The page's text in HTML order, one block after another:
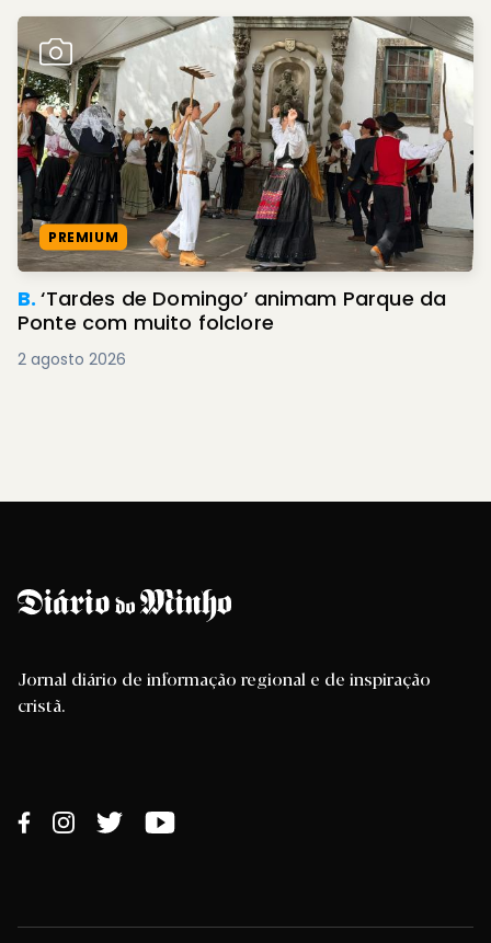
PREMIUM
B.‘Tardes de Domingo’ animam Parque da
Ponte com muito folclore
2 agosto 2026
Jornal diário de informação regional e de inspiração
cristã.